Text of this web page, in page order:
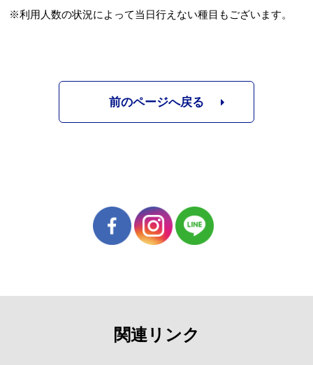
※利用人数の状況によって当日行えない種目もございます。
前のページへ戻る
関連リンク